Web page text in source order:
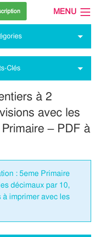
MENU
Clés
à 2
avec les
– PDF à
: 5eme Primaire
décimaux par 10,
imprimer avec les